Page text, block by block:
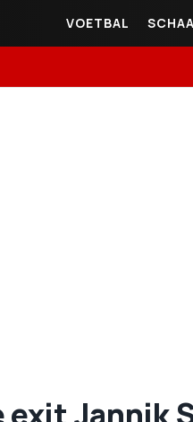
VOETBAL